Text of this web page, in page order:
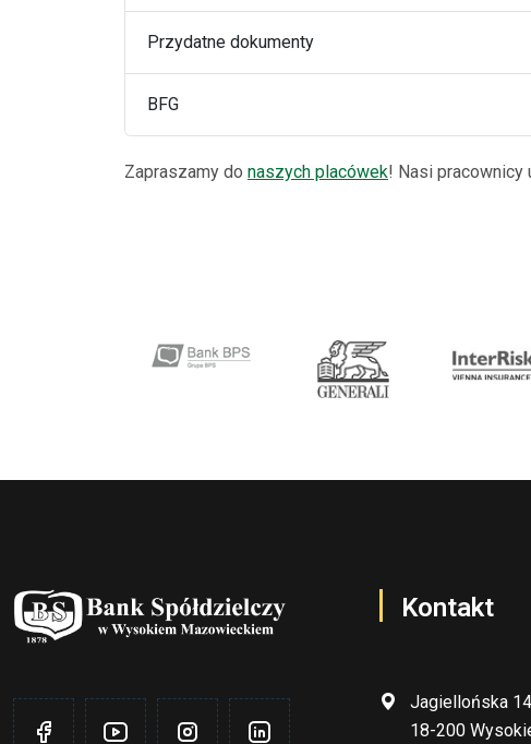
Przydatne dokumenty
BFG
Zapraszamy do naszych placówek! Nasi pracownicy
Kontakt
Jagiellońska 14
18-200